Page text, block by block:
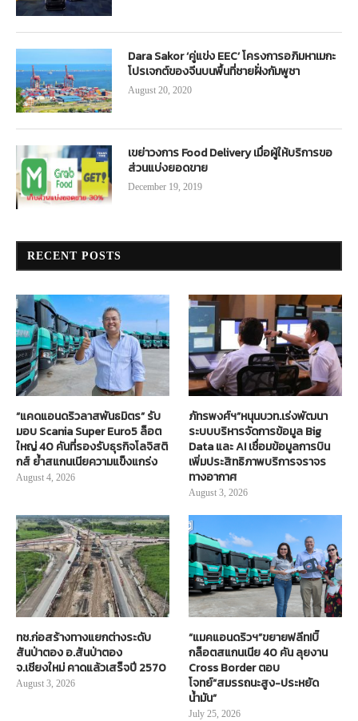
Dara Sakor ‘คู่แข่ง EEC’ โครงการอภิมหาเมกะ
โปรเจกต์ของจีนบนพื้นที่ชายฝั่งกัมพูชา
August 20, 2020
เขย่าวงการ Food Delivery เมื่อผู้ให้บริการขอ
ส่วนแบ่งยอดขาย
December 19, 2019
RECENT POSTS
“แคดแอนดริวลาสพันธมิตร” รับ
มอบ Scania Super Euro5 ล็อต
ใหญ่ 40 คันที่รองรับธุรกิจโลจิสติ
กส์ ย้ำสแกนเนียความแข็งแกร่ง
August 4, 2026
ภัทรพงศ์ฯ”หนุนบวท.เร่งพัฒนา
ระบบบริหารจัดการข้อมูล Big
Data และ AI เชื่อมข้อมูลการบิน
เพิ่มประสิทธิภาพบริการจราจร
ทางอากาศ
August 3, 2026
ทช.ก่อสร้างทางแยกต่างระดับ
สันป่าตอง อ.สันป่าตอง
จ.เชียงใหม่ คาดแล้วเสร็จปี 2570
August 3, 2026
“แมคแอนดริวฯ”ขยายฟลีท!บิ๊
กล็อตสแกนเนีย 40 คัน ลุยงาน
Cross Border ตอบ
โจทย์“สมรรถนะสูง-ประหยัด
น้ำมัน”
July 25, 2026